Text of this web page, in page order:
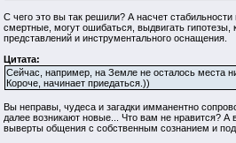
C чего это вы так решили? А насчет
смертные, могут ошибаться, выдвигать
представлений и инструментального оснащения.
Цитата:
Сейчас, например, на Земле не осталось места
Короче, начинает приедаться.))
Вы неправы, чудеса и загадки имманентно
далее возникают новые... Что вам не нравится? А
выверты общения с собственным сознанием и